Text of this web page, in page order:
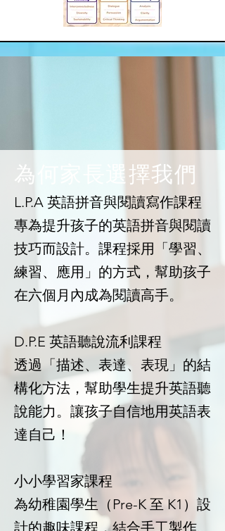
為何家長選擇我們
L.P.A 英語拼音與閱讀寫作課程
專為提升孩子的英語拼音與閱讀
技巧而設計。課程採用「學習、
練習、應用」的方式，幫助孩子
在六個月內成為閱讀高手。
D.P.E 英語聽說流利課程
透過「描述、表達、表現」的結
構化方法，幫助學生提升英語聽
說能力。讓孩子自信地用英語表
達自己！
小小學習家課程
為幼稚園學生（Pre-K 至 K1）設
計的趣味課程，結合手工製作、